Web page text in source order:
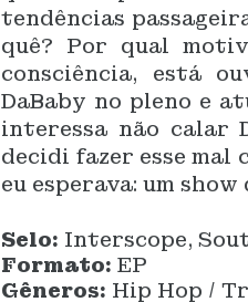
tendências
quê? Por qual
consciência, está
DaBaby no pleno e
interessa não calar
decidi fazer esse mal
eu esperava: um
Selo: Interscope,
Formato: EP
Gêneros: Hip Hop /